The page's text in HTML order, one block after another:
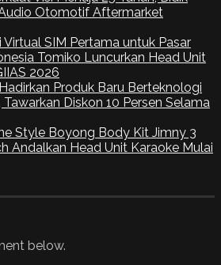
Otomotif Aftermarket
SIM Pertama untuk Pasar
Tomiko Luncurkan Head Unit
2026
Produk Baru Berteknologi
Tawarkan Diskon 10 Persen Selama
Style Boyong Body Kit Jimny 3
Andalkan Head Unit Karaoke Mulai
below.